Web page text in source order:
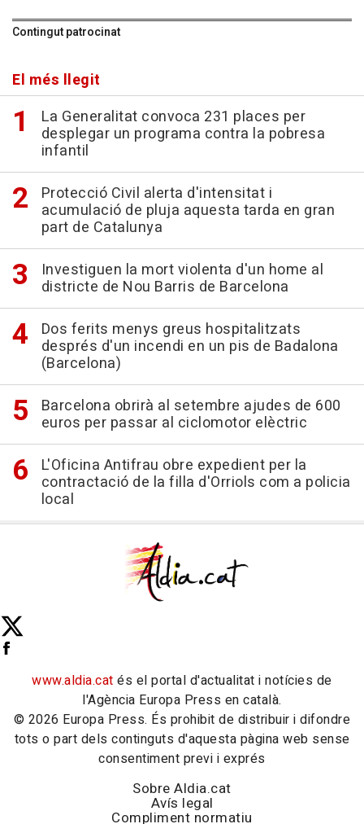
Contingut patrocinat
El més llegit
La Generalitat convoca 231 places per
desplegar un programa contra la pobresa
infantil
Protecció Civil alerta d'intensitat i
acumulació de pluja aquesta tarda en gran
part de Catalunya
Investiguen la mort violenta d'un home al
districte de Nou Barris de Barcelona
Dos ferits menys greus hospitalitzats
després d'un incendi en un pis de Badalona
(Barcelona)
Barcelona obrirà al setembre ajudes de 600
euros per passar al ciclomotor elèctric
L'Oficina Antifrau obre expedient per la
contractació de la filla d'Orriols com a policia
local
www.aldia.cat és el portal d'actualitat i notícies de
l'Agència Europa Press en català.
© 2026 Europa Press. És prohibit de distribuir i difondre
tots o part dels continguts d'aquesta pàgina web sense
consentiment previ i exprés
Sobre Aldia.cat
Avís legal
Compliment normatiu